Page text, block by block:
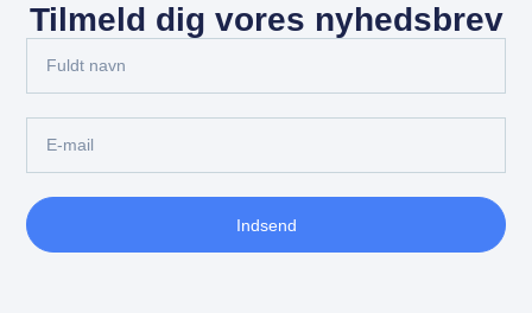
Tilmeld dig vores nyhedsbrev
Indsend